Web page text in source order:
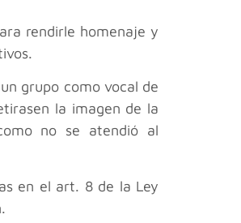
rendirle homenaje y
grupo como vocal de
la imagen de la
no se atendió al
en el art. 8 de la Ley